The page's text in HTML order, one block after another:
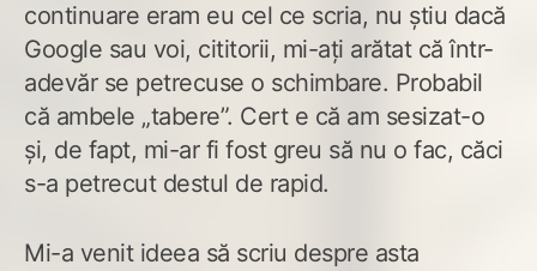
continuare eram eu cel ce scria, nu știu dacă
Google sau voi, cititorii, mi-ați arătat că într-
adevăr se petrecuse o schimbare. Probabil
că ambele „tabere”. Cert e că am sesizat-o
și, de fapt, mi-ar fi fost greu să nu o fac, căci
s-a petrecut destul de rapid.
Mi-a venit ideea să scriu despre asta